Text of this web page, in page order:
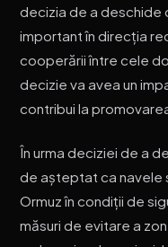
decizia de a deschide
important în direcția
cooperării între cele
decizie va avea un
contribui la
În urma deciziei de a
de așteptat ca navele
Ormuz în condiții de
măsuri de evitare a